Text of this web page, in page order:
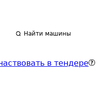
Найти машины
в тендере